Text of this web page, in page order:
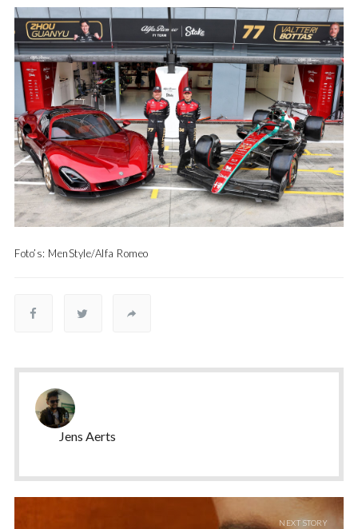
Foto’s: MenStyle/Alfa Romeo
Jens Aerts
NEXT STORY